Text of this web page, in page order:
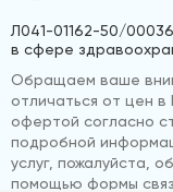
Л041-01162-50/
в сфере
Обращаем ваше
отличаться от цен в
офертой согласно
подробной
услуг, пожалуйста,
помощью формы